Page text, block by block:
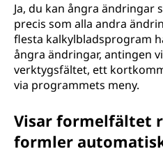
Ja, du kan ångra
precis som alla andra
flesta kalkylbladsprogram
ångra ändringar, antingen
verktygsfältet, ett
via programmets meny.
Visar formelfältet
formler